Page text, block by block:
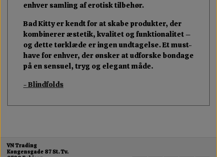
enhver samling af erotisk tilbehør.
Bad Kitty er kendt for at skabe produkter, der
kombinerer æstetik, kvalitet og funktionalitet –
og dette tørklæde er ingen undtagelse. Et must-
have for enhver, der ønsker at udforske bondage
på en sensuel, tryg og elegant måde.
- Blindfolds
VN Trading
Kongensgade 87 St. Tv.